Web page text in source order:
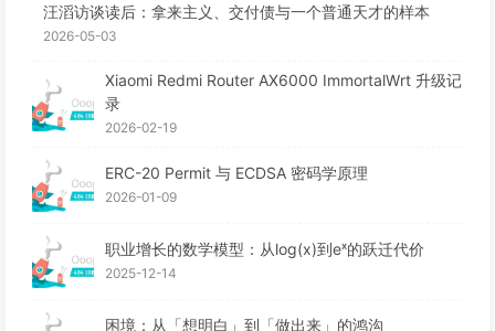
汪滔访谈读后：拿来主义、交付债与一个普通天才的样本
2026-05-03
Xiaomi Redmi Router AX6000 ImmortalWrt 升级记
录
2026-02-19
ERC-20 Permit 与 ECDSA 密码学原理
2026-01-09
职业增长的数学模型：从log(x)到eˣ的跃迁代价
2025-12-14
困境：从「想明白」到「做出来」的鸿沟